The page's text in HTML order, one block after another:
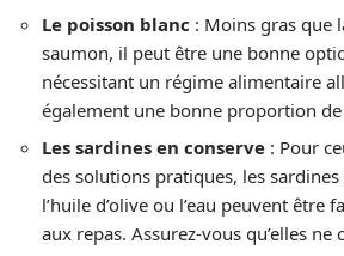
Le poisson blanc : Moins gras que
saumon, il peut être une bonne
nécessitant un régime alimentaire
également une bonne proportion
Les sardines en conserve : Pour
des solutions pratiques, les
l’huile d’olive ou l’eau peuvent être
aux repas. Assurez-vous qu’elles ne